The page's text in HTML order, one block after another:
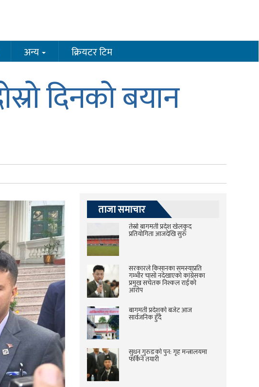
अन्य क्रियटर टिम
दिनको बयान
ताजा समाचार
तेस्रो बागमती प्रदेश खेलकुद
प्रतियोगिता आजदेखि सुरु
सरकारले किसानका समस्याप्रति
गम्भीर चासो नदेखाएको कांग्रेसका
प्रमुख सचेतक निश्कल राईको
आरोप
बागमती प्रदेशको बजेट आज
सार्वजनिक हुँदै
सुधन गुरुङको पुन: गृह मन्त्रालयमा
फर्किने तयारी